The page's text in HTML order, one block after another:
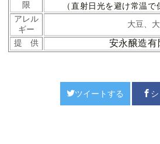
限
（直射日光を避け常温で
アレル
ギー
大豆、
提 供 安永醸造有
ツイートする